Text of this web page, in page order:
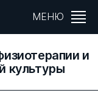
МЕНЮ
и
культуры